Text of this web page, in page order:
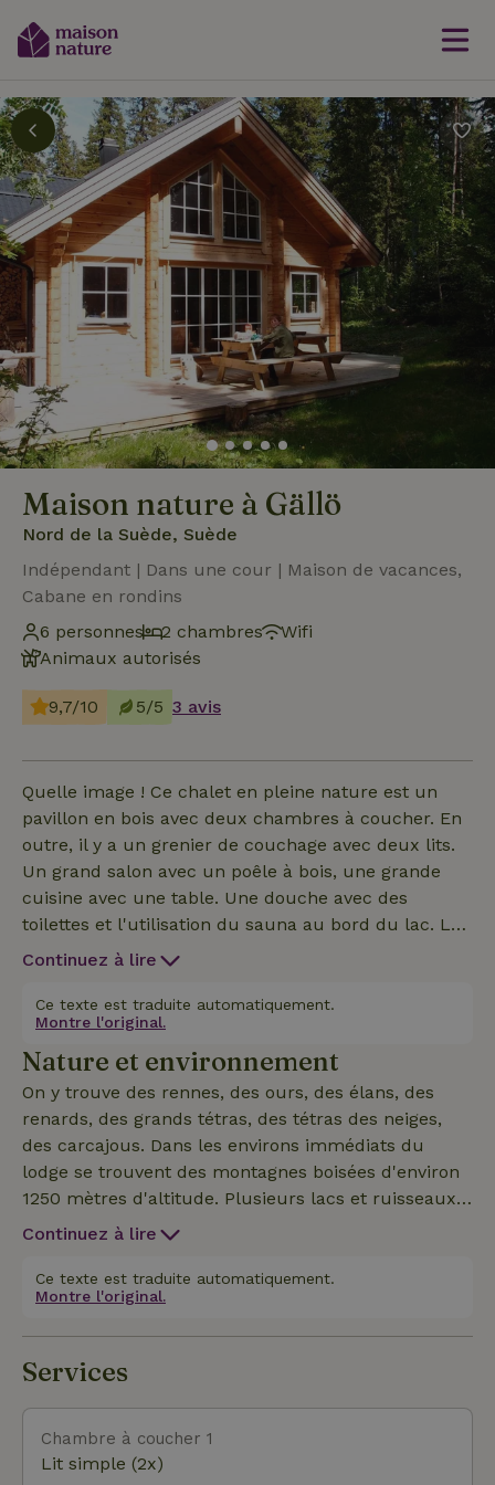
Maison nature à Gällö
Nord de la Suède, Suède
Indépendant | Dans une cour | Maison de vacances,
Cabane en rondins
6 personnes
2 chambres
Wifi
Animaux autorisés
9,7/10 5/5 3 avis
Quelle image ! Ce chalet en pleine nature est un
pavillon en bois avec deux chambres à coucher. En
outre, il y a un grenier de couchage avec deux lits.
Un grand salon avec un poêle à bois, une grande
cuisine avec une table. Une douche avec des
toilettes et l'utilisation du sauna au bord du lac. Le
lodge a une grande terrasse avec des chaises
propriétaire doit le faire euro 75, - si tu le fais toi-
même euro 50, -) Le lodge est situé à 25 mètres du
lac. Le cottage naturel se trouve à environ 25
mètres de la maison du propriétaire. Un
supermarché se trouve à 4,4 kilomètres de la maison.
Continuez à lire
Ce texte est traduite automatiquement.
Montre l'original.
Nature et environnement
On y trouve des rennes, des ours, des élans, des
renards, des grands tétras, des tétras des neiges,
des carcajous. Dans les environs immédiats du
lodge se trouvent des montagnes boisées d'environ
1250 mètres d'altitude. Plusieurs lacs et ruisseaux
dans la région, où la pêche à la truite est autorisée !
Continuez à lire
Ce texte est traduite automatiquement.
Montre l'original.
Services
Chambre à coucher 1
Lit simple (2x)